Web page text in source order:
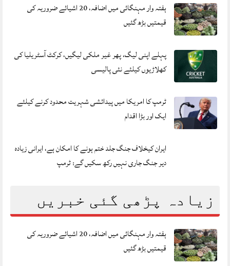
ہفتہ وار مہنگائی میں اضافہ، 20 اشیائے ضروریہ کی
قیمتیں بڑھ گئیں
پہلے اپنی لیگ، پھر غیر ملکی لیگیں، کرکٹ آسٹریلیا کی
کھلاڑیوں کیلئے نئی پالیسی
ٹرمپ کا امریکا میں پیدائشی شہریت محدود کرنے کیلئے
ایک اور بڑا اقدام
ایران کیخلاف جنگ جلد ختم ہونے کا امکان ہے، ایرانی زیادہ
دیر جنگ جاری نہیں رکھ سکیں گے: ٹرمپ
زیادہ پڑھی گئی خبریں
ہفتہ وار مہنگائی میں اضافہ، 20 اشیائے ضروریہ کی
قیمتیں بڑھ گئیں